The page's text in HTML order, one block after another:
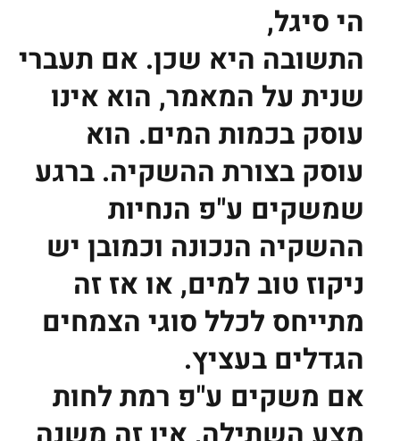
הי סיגל,
התשובה היא שכן. אם תעברי
שנית על המאמר, הוא אינו
עוסק בכמות המים. הוא
עוסק בצורת ההשקיה. ברגע
שמשקים ע"פ הנחיות
ההשקיה הנכונה וכמובן יש
ניקוז טוב למים, או אז זה
מתייחס לכלל סוגי הצמחים
הגדלים בעציץ.
אם משקים ע"פ רמת לחות